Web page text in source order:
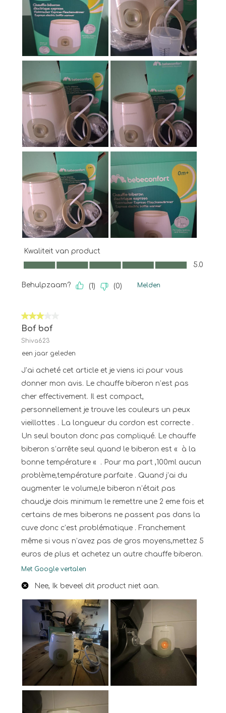
Kwaliteit van product
Kwaliteit van product, 5.0 van 5
5.0
Behulpzaam? (1) (0) Melden
3 van 5 sterren.
Bof bof
Shiva623
een jaar geleden
J’ai acheté cet article et je viens ici pour vous
donner mon avis. Le chauffe biberon n’est pas
cher effectivement. Il est compact,
personnellement je trouve les couleurs un peux
vieillottes . La longueur du cordon est correcte .
Un seul bouton donc pas compliqué. Le chauffe
biberon s’arrête seul quand le biberon est « à la
bonne température « . Pour ma part ,100ml aucun
problème,température parfaite . Quand j’ai du
augmenter le volume,le biberon n’était pas
chaud,je dois minimum le remettre une 2 eme fois et
certains de mes biberons ne passent pas dans la
cuve donc c’est problématique . Franchement
même si vous n’avez pas de gros moyens,mettez 5
euros de plus et achetez un autre chauffe biberon.
Met Google vertalen
Nee, Ik beveel dit product niet aan.